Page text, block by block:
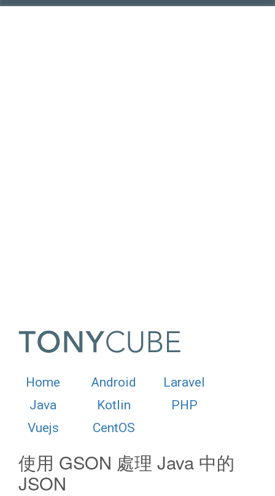
Home Android
Laravel
Java
Kotlin
PHP
Vuejs
CentOS
使用 GSON 處理 Java 中的
JSON